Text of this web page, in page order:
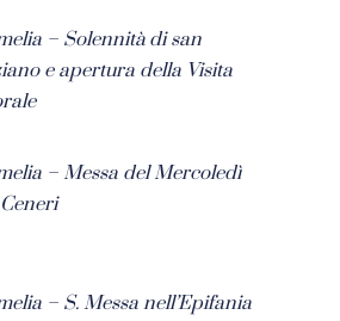
– Solennità di san
e apertura della Visita
– Messa del Mercoledì
– S. Messa nell’Epifania